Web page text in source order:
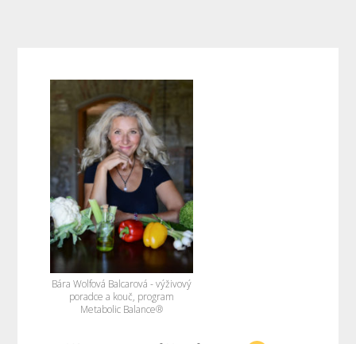
Bára Wolfová Balcarová - výživový
poradce a kouč, program
Metabolic Balance®